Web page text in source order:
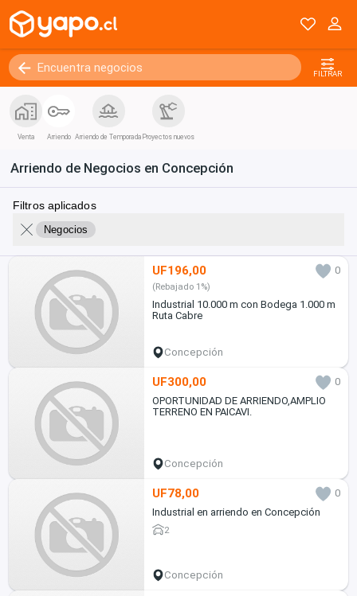
FILTRAR
Venta Arriendo Arriendo de Temporada Proyectos nuevos
Arriendo de Negocios en Concepción
Filtros aplicados
Negocios
UF196,00 0
(Rebajado 1%)
Industrial 10.000 m con Bodega 1.000 m
Ruta Cabre
Concepción
UF300,00
0
OPORTUNIDAD DE ARRIENDO,AMPLIO
TERRENO EN PAICAVI.
Concepción
UF78,00
0
Industrial en arriendo en Concepción
2
Concepción